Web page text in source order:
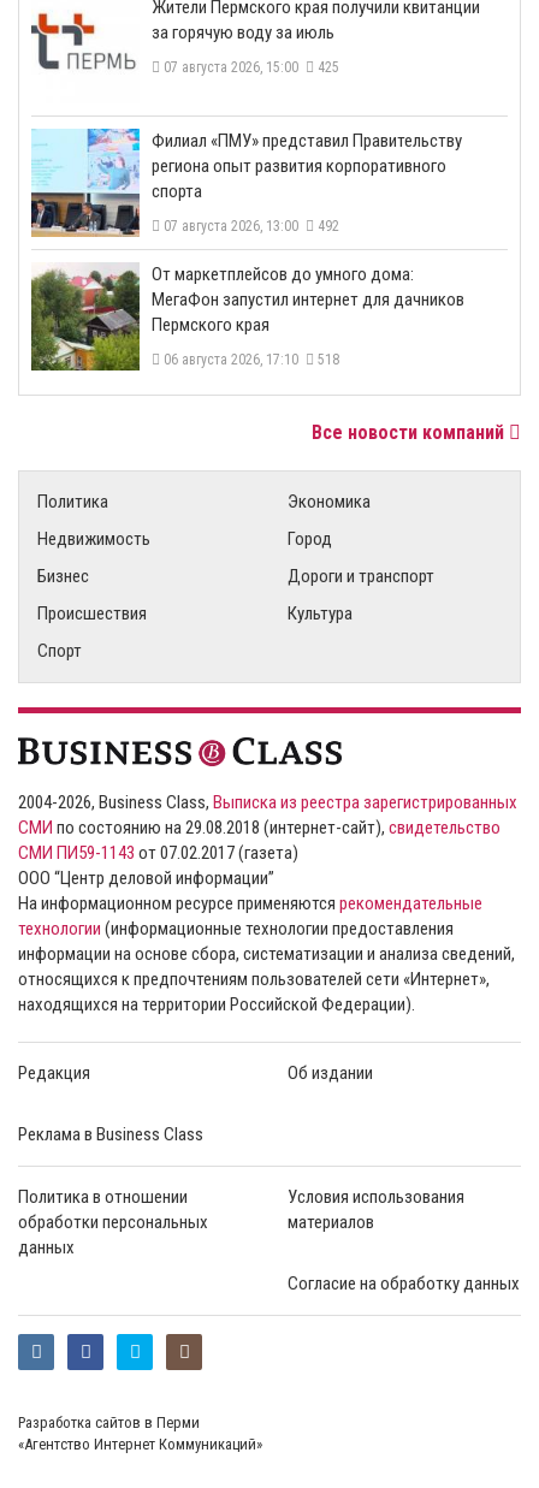
​Жители Пермского края получили квитанции
за горячую воду за июль
07 августа 2026, 15:00 425
​Филиал «ПМУ» представил Правительству
региона опыт развития корпоративного
спорта
07 августа 2026, 13:00 492
От маркетплейсов до умного дома:
МегаФон запустил интернет для дачников
Пермского края
06 августа 2026, 17:10 518
Все новости компаний
Политика
Экономика
Недвижимость
Город
Бизнес
Дороги и транспорт
Происшествия
Культура
Спорт
2004-2026, Business Class, Выписка из реестра зарегистрированных
СМИ по состоянию на 29.08.2018 (интернет-сайт), свидетельство
СМИ ПИ59-1143 от 07.02.2017 (газета)
ООО “Центр деловой информации”
На информационном ресурсе применяются рекомендательные
технологии (информационные технологии предоставления
информации на основе сбора, систематизации и анализа сведений,
относящихся к предпочтениям пользователей сети «Интернет»,
находящихся на территории Российской Федерации).
Редакция Об издании
Реклама в Business Class
Политика в отношении
обработки персональных
данных
Условия использования
материалов
Согласие на обработку данных
Разработка сайтов в Перми
«Агентство Интернет Коммуникаций»